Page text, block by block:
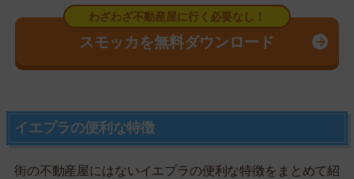
スモッカを無料ダウンロード
イエプラの便利な特徴
街の不動産屋にはないイエプラの便利な特徴をまとめて紹